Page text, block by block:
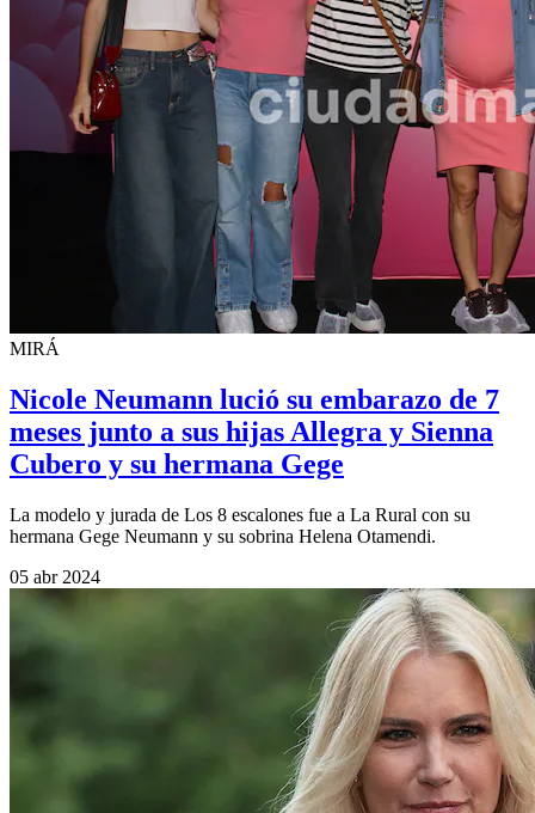
MIRÁ
Nicole Neumann lució su embarazo de 7
meses junto a sus hijas Allegra y Sienna
Cubero y su hermana Gege
La modelo y jurada de Los 8 escalones fue a La Rural con su
hermana Gege Neumann y su sobrina Helena Otamendi.
05 abr 2024